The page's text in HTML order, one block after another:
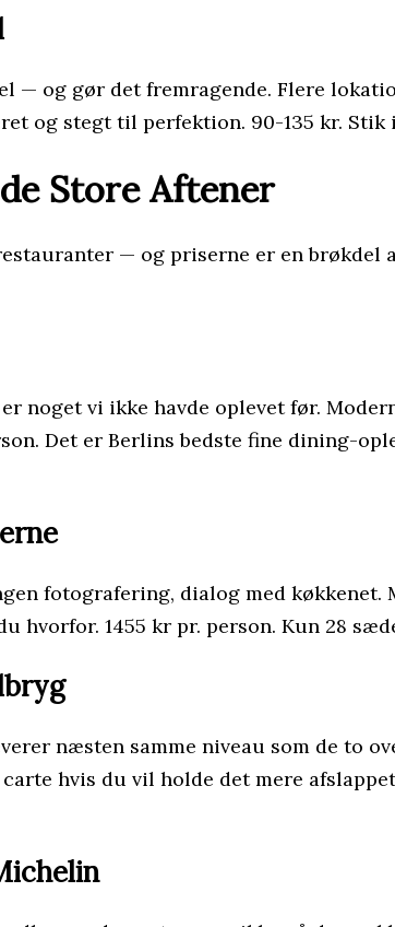
— og gør det fremragende. Flere
og stegt til perfektion. 90-135 kr. Stik
Store Aftener
— og priserne er en brøkdel
noget vi ikke havde oplevet før.
Det er Berlins bedste fine dining-
fotografering, dialog med
1455 kr pr. person. Kun 28
næsten samme niveau som de to
hvis du vil holde det mere